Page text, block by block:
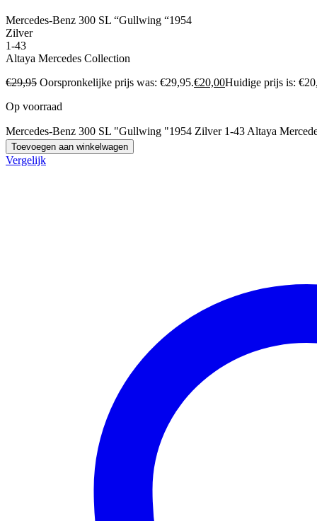
Mercedes-Benz 300 SL “Gullwing “1954
Zilver
1-43
Altaya Mercedes Collection
€29,95 Oorspronkelijke prijs was: €29,95.€20,00Huidige prijs is:
Op voorraad
Mercedes-Benz 300 SL "Gullwing "1954 Zilver 1-43 Altaya
Toevoegen aan winkelwagen
Vergelijk